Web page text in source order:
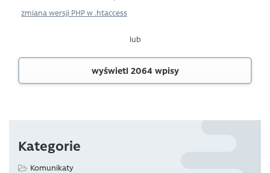
zmiana wersji PHP w .htaccess
lub
wyświetl 2064 wpisy
Kategorie
Komunikaty